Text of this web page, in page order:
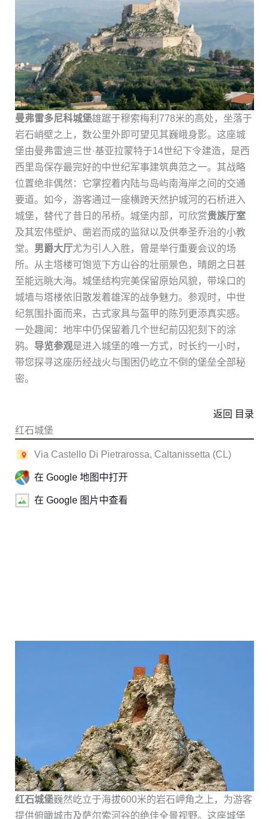
曼弗雷多尼科城堡雄踞于穆索梅利778米的高处，坐落于
岩石峭壁之上，数公里外即可望见其巍峨身影。这座城
堡由曼弗雷迪三世·基亚拉蒙特于14世纪下令建造，是西
西里岛保存最完好的中世纪军事建筑典范之一。其战略
位置绝非偶然：它掌控着内陆与岛屿南海岸之间的交通
要道。如今，游客通过一座横跨天然护城河的石桥进入
城堡，替代了昔日的吊桥。城堡内部，可欣赏贵族厅室
及其宏伟壁炉、凿岩而成的监狱以及供奉圣乔治的小教
堂。 男爵大厅尤为引人入胜，曾是举行重要会议的场
所。从主塔楼可饱览下方山谷的壮丽景色，晴朗之日甚
至能远眺大海。城堡结构完美保留原始风貌，带垛口的
城墙与塔楼依旧散发着雄浑的战争魅力。参观时，中世
纪氛围扑面而来，古式家具与盔甲的陈列更添真实感。
一处趣闻：地牢中仍保留着几个世纪前囚犯刻下的涂
鸦。 导览参观是进入城堡的唯一方式，时长约一小时，
带您探寻这座历经战火与围困仍屹立不倒的堡垒全部秘
密。
红石城堡
返回 目录
Via Castello Di Pietrarossa, Caltanissetta (CL)
在 Google 地图中打开
在 Google 图片中查看
红石城堡巍然屹立于海拔600米的岩石岬角之上，为游客
提供俯瞰城市及萨尔索河谷的绝佳全景视野。这座城堡